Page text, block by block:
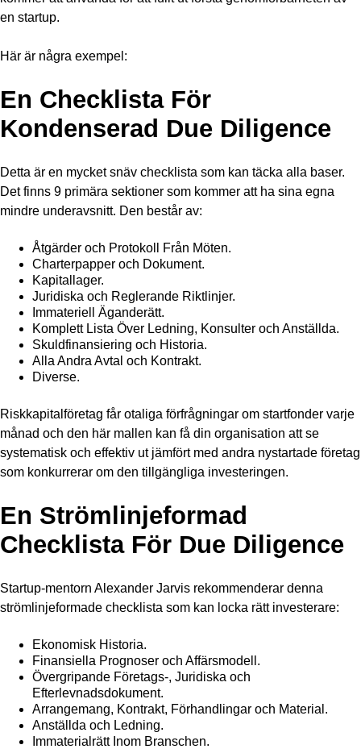
en startup.
Här är några exempel:
En Checklista För
Kondenserad Due Diligence
Detta är en mycket snäv checklista som kan täcka alla baser.
Det finns 9 primära sektioner som kommer att ha sina egna
mindre underavsnitt. Den består av:
Åtgärder och Protokoll Från Möten.
Charterpapper och Dokument.
Kapitallager.
Juridiska och Reglerande Riktlinjer.
Immateriell Äganderätt.
Komplett Lista Över Ledning, Konsulter och Anställda.
Skuldfinansiering och Historia.
Alla Andra Avtal och Kontrakt.
Diverse.
Riskkapitalföretag får otaliga förfrågningar om startfonder varje
månad och den här mallen kan få din organisation att se
systematisk och effektiv ut jämfört med andra nystartade företag
som konkurrerar om den tillgängliga investeringen.
En Strömlinjeformad
Checklista För Due Diligence
Startup-mentorn Alexander Jarvis rekommenderar denna
strömlinjeformade checklista som kan locka rätt investerare:
Ekonomisk Historia.
Finansiella Prognoser och Affärsmodell.
Övergripande Företags-, Juridiska och
Efterlevnadsdokument.
Arrangemang, Kontrakt, Förhandlingar och Material.
Anställda och Ledning.
Immaterialrätt Inom Branschen.